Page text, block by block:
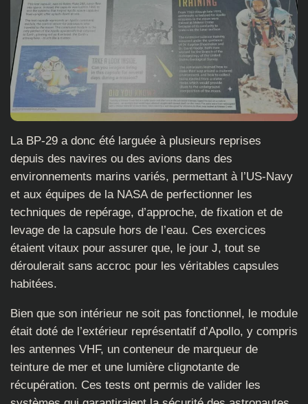
La BP-29 a donc été larguée à plusieurs reprises
depuis des navires ou des avions dans des
environnements marins variés, permettant à l’US-Navy
et aux équipes de la NASA de perfectionner les
techniques de repérage, d’approche, de fixation et de
levage de la capsule hors de l’eau. Ces exercices
étaient vitaux pour assurer que, le jour J, tout se
déroulerait sans accroc pour les véritables capsules
habitées.
Bien que son intérieur ne soit pas fonctionnel, le module
était doté de l’extérieur représentatif d’Apollo, y compris
les antennes VHF, un conteneur de marqueur de
teinture de mer et une lumière clignotante de
récupération. Ces tests ont permis de valider les